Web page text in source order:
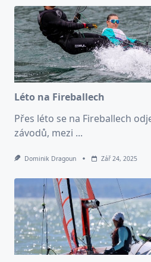
Léto na Fireballech
Přes léto se na Fireballech
závodů, mezi ...
Dominik Dragoun Zář 24, 2025